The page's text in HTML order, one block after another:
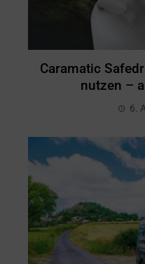
Caramatic
nutzen –
6.